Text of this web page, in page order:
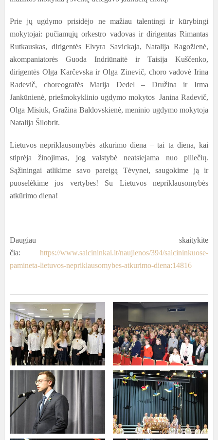
Prie jų ugdymo prisidėjo ne mažiau talentingi ir kūrybingi
mokytojai: pučiamųjų orkestro vadovas ir dirigentas Rimantas
Rutkauskas, dirigentės Elvyra Savickaja, Natalija Ragožienė,
akompaniatorės Guoda Indriūnaitė ir Taisija Kuščenko,
dirigentės Olga Karčevska ir Olga Zinevič, choro vadovė Irina
Radevič, choreografės Marija Dedel – Družina ir Irma
Jankūnienė, priešmokyklinio ugdymo mokytos Janina Radevič,
Olga Misiuk, Gražina Baldovskienė, meninio ugdymo mokytoja
Natalija Šilobrit.
Lietuvos nepriklausomybės atkūrimo diena – tai ta diena, kai
stiprėja žinojimas, jog valstybė neatsiejama nuo piliečių.
Sąžiningai atlikime savo pareigą Tėvynei, saugokime ją ir
puoselėkime jos vertybes! Su Lietuvos nepriklausomybės
atkūrimo diena!
Daugiau skaitykite
čia: https://www.salcininkai.lt/naujienos/394/salcininkuose-
pamineta-lietuvos-nepriklausomybes-atkurimo-diena:14816